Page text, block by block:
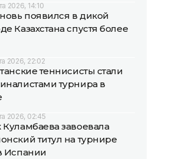
2026, 14:10
появился в дикой
Казахстана спустя более
2026, 22:02
теннисисты стали
турнира в
2026, 02:45
завоевала
титул на турнире
Испании